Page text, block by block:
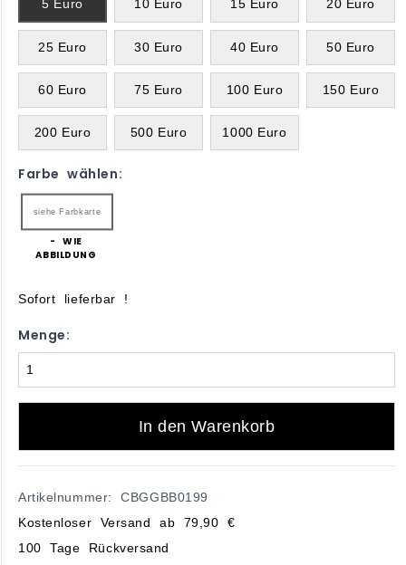
5 Euro 10 Euro 15 Euro 20 Euro
25 Euro 30 Euro 40 Euro 50 Euro
60 Euro 75 Euro 100 Euro 150 Euro
200 Euro 500 Euro 1000 Euro
Farbe wählen:
siehe Farbkarte
- WIE
ABBILDUNG
Sofort lieferbar !
Menge:
In den Warenkorb
Artikelnummer: CBGGBB0199
Kostenloser Versand ab 79,90 €
100 Tage Rückversand